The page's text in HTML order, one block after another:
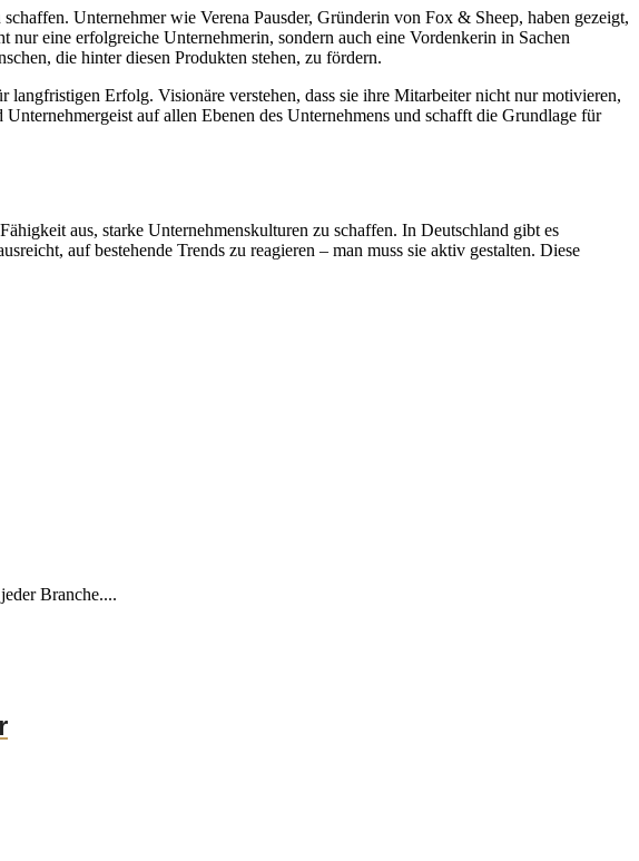
Unternehmer wie Verena Pausder, Gründerin von Fox & Sheep, haben gezeigt,
nur eine erfolgreiche Unternehmerin, sondern auch eine Vordenkerin in Sachen
die hinter diesen Produkten stehen, zu fördern.
Erfolg. Visionäre verstehen, dass sie ihre Mitarbeiter nicht nur motivieren,
auf allen Ebenen des Unternehmens und schafft die Grundlage für
aus, starke Unternehmenskulturen zu schaffen. In Deutschland gibt es
auf bestehende Trends zu reagieren – man muss sie aktiv gestalten. Diese
Branche....